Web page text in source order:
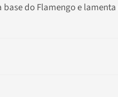
do Flamengo e